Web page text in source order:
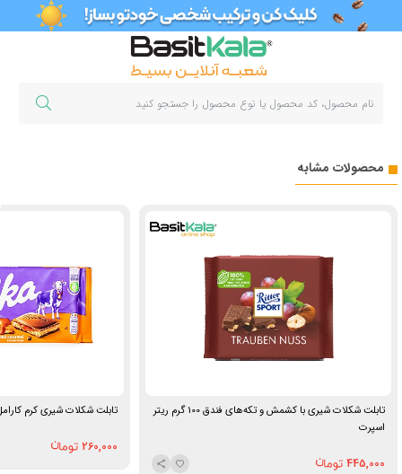
محصولات مشابه
تابلت شکلات شیری با کشمش و تکه‌های فندق 100 گرم ریتر
اسپرت
445,000
تابلت شکلات شیری کرم کارامل ۱۰۰ گرم
260,000